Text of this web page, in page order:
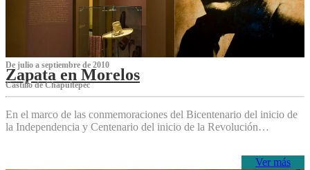
De julio a septiembre de 2010
Zapata en Morelos
Castillo de Chapultepec
En el marco de las conmemoraciones del Bicentenario del inicio de
la Independencia y Centenario del inicio de la Revolución…
Ver más